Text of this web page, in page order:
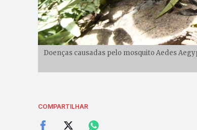
Doenças causadas pelo mosquito Aedes
COMPARTILHAR